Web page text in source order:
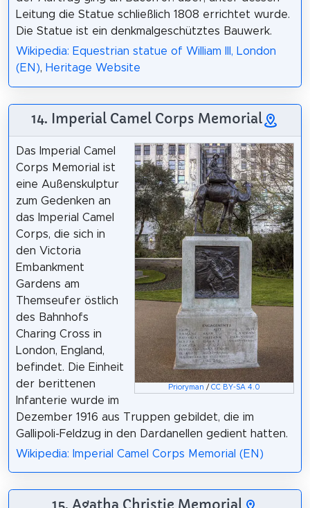
Leitung die Statue schließlich 1808 errichtet wurde.
Die Statue ist ein denkmalgeschütztes Bauwerk.
Wikipedia: Equestrian statue of William III, London
(EN), Heritage Website
14. Imperial Camel Corps Memorial
Prioryman /CC BY-SA 4.0
Das Imperial Camel
Corps Memorial ist
eine Außenskulptur
zum Gedenken an
das Imperial Camel
Corps, die sich in
den Victoria
Embankment
Gardens am
Themseufer östlich
des Bahnhofs
Charing Cross in
London, England,
befindet. Die Einheit
der berittenen
Infanterie wurde im
Dezember 1916 aus Truppen gebildet, die im
Gallipoli-Feldzug in den Dardanellen gedient hatten.
Wikipedia: Imperial Camel Corps Memorial (EN)
15. Agatha Christie Memorial